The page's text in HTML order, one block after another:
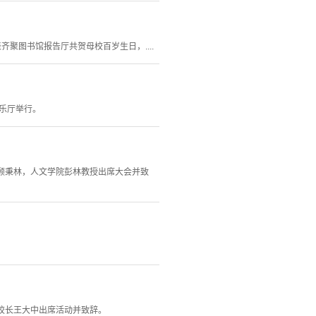
聚图书馆报告厅共贺母校百岁生日，....
厅举行。
林，人文学院彭林教授出席大会并致
王大中出席活动并致辞。